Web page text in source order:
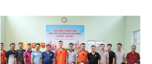
niệm 79 năm Ngày truyền thống Văn
phòng cơ quan hành chính Nhà nước
Việt Nam (28/8/1945 - 28/8/2024)